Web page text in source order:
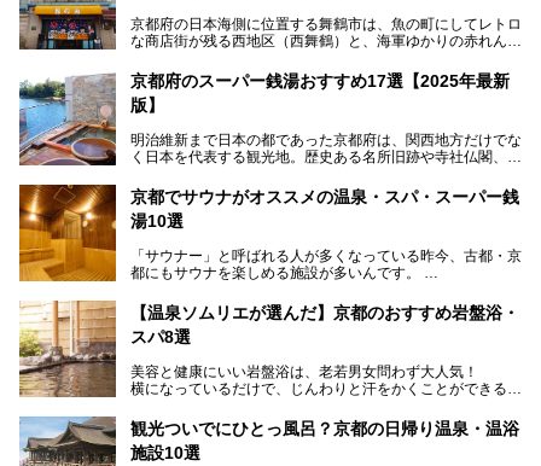
京都府の日本海側に位置する舞鶴市は、魚の町にしてレトロ
な商店街が残る西地区（西舞鶴）と、海軍ゆかりの赤れんが
ます。今回案内するのは西地区に今も残る2軒の銭湯「日の
出湯」と「若の湯」。いずれも国の登録有形文化財に指定さ
れた歴史ある建物でありながら、今も現役のお風呂屋さんで
漁師町や商店街で働く人々を支えてきたこの2軒の銭湯とと
ます。
───
この記事は京都府舞鶴市のPR記事です。
京都府のスーパー銭湯おすすめ17選【2025年最新
版】
明治維新まで日本の都であった京都府は、関西地方だけでな
く日本を代表する観光地。歴史ある名所旧跡や寺社仏閣、そ
今回は、そんな京都府で2025年現在おすすめのスーパー銭
湯を紹介します。
部でレジャー気分を満喫できる温泉施設まで、好みのスーパ
ー銭湯を探してみてくださいね。
京都でサウナがオススメの温泉・スパ・スーパー銭
湯10選
「サウナー」と呼ばれる人が多くなっている昨今、古都・京
都にもサウナを楽しめる施設が多いんです。
自分の好きなサウナを探すのもいいですが、さまざまなサウ
ナを体感してみたいですよね。
のある温浴施設を紹介します。
ウナを楽しみましょう！
【温泉ソムリエが選んだ】京都のおすすめ岩盤浴・
スパ8選
美容と健康にいい岩盤浴は、老若男女問わず大人気！
横になっているだけで、じんわりと汗をかくことができるの
地元の方はもちろん、旅先としても人気の京都。
観光のついでに岩盤浴のある温泉に浸かってリフレッシュす
観光ついでにひとっ風呂？京都の日帰り温泉・温浴
施設10選